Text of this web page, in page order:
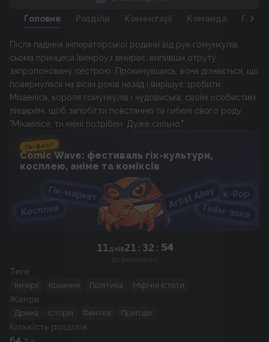
Головне Розділи Коментарі Команда
Після падіння імператорської родини від рук гомункулів,
сьома принцеса Івенроуз вмирає, випивши отруту,
запропоновану сестрою. Прокинувшись, вона дізнається, що
повернулася на вісім років назад і вирішує зробити
Міхаеліса, короля гомункулів і чудовиська, своїм особистим
лицарем, щоб запобігти повстанню та гибелі свого роду.
"Міхаелісе, ти мені потрібен. Дуже сильно."
Гік-фест
Comic Wave: фестиваль гік-культури,
косплею, аніме та коміксів
11днів21 : 32 : 54
До фестивалю
Теги
Імперії Кохання Політика Міфічні істоти
Жанри
Драма Історія Фентезі Пригоди
Кількість розділів